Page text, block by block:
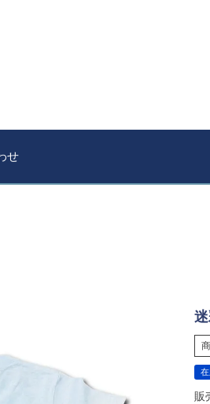
せ
販